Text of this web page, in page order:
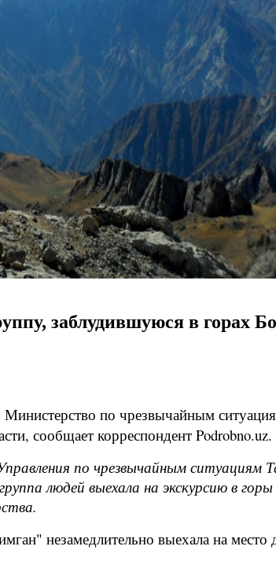
заблудившуюся в горах
Министерство по чрезвычайным
сообщает корреспондент Podrobno.uz.
по чрезвычайным
людей выехала на экскурсию в
незамедлительно выехала на